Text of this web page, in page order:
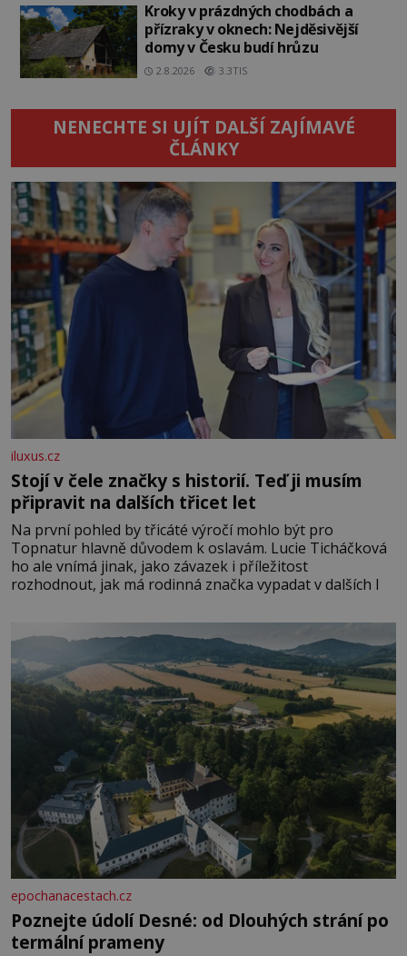
Kroky v prázdných chodbách a
přízraky v oknech: Nejděsivější
domy v Česku budí hrůzu
2.8.2026 3.3TIS
NENECHTE SI UJÍT DALŠÍ ZAJÍMAVÉ
ČLÁNKY
iluxus.cz
Stojí v čele značky s historií. Teď ji musím
připravit na dalších třicet let
Na první pohled by třicáté výročí mohlo být pro
Topnatur hlavně důvodem k oslavám. Lucie Ticháčková
ho ale vnímá jinak, jako závazek i příležitost
rozhodnout, jak má rodinná značka vypadat v dalších l
epochanacestach.cz
Poznejte údolí Desné: od Dlouhých strání po
termální prameny